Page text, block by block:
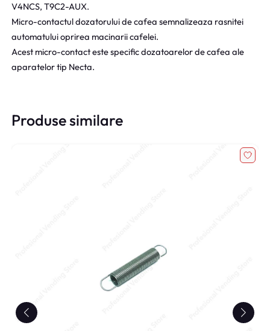
V4NCS, T9C2-AUX.
Micro-contactul dozatorului de cafea semnalizeaza rasnitei
automatului oprirea macinarii cafelei.
Acest micro-contact este specific dozatoarelor de cafea ale
aparatelor tip Necta.
Produse similare